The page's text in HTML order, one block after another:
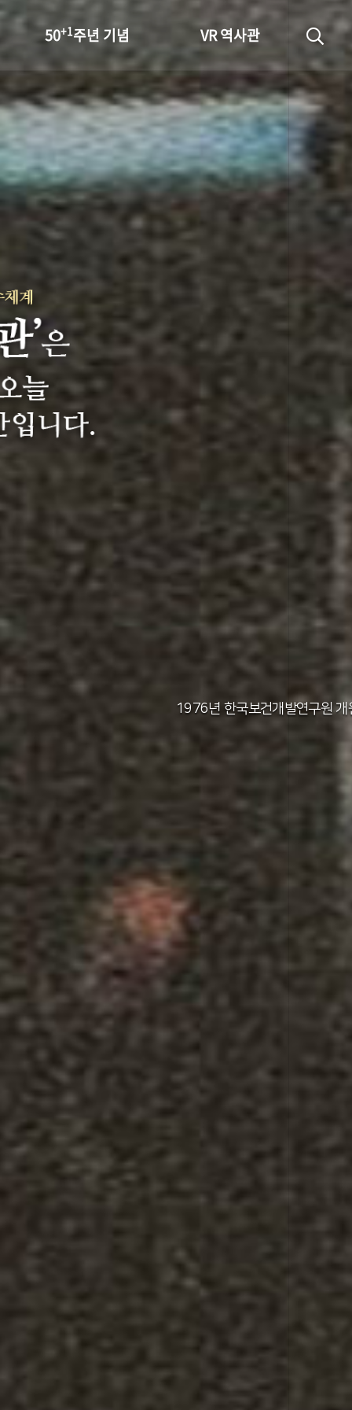
50+1주년 기념
성과 50선
숫자로 보는 50년
주년 광장
세계와 함께 한 KIHASA
VR 역사관
1971년 가족계획연구원
1976년 한국보건개발연구원 개
1982년 한국인구보건연구원 신청사 준
2012년 한국보건사회연구원 서울 청사
2011년 한국보건사회연구원 설립 40주년
2014년 한국보건사회연구원 세종 청사